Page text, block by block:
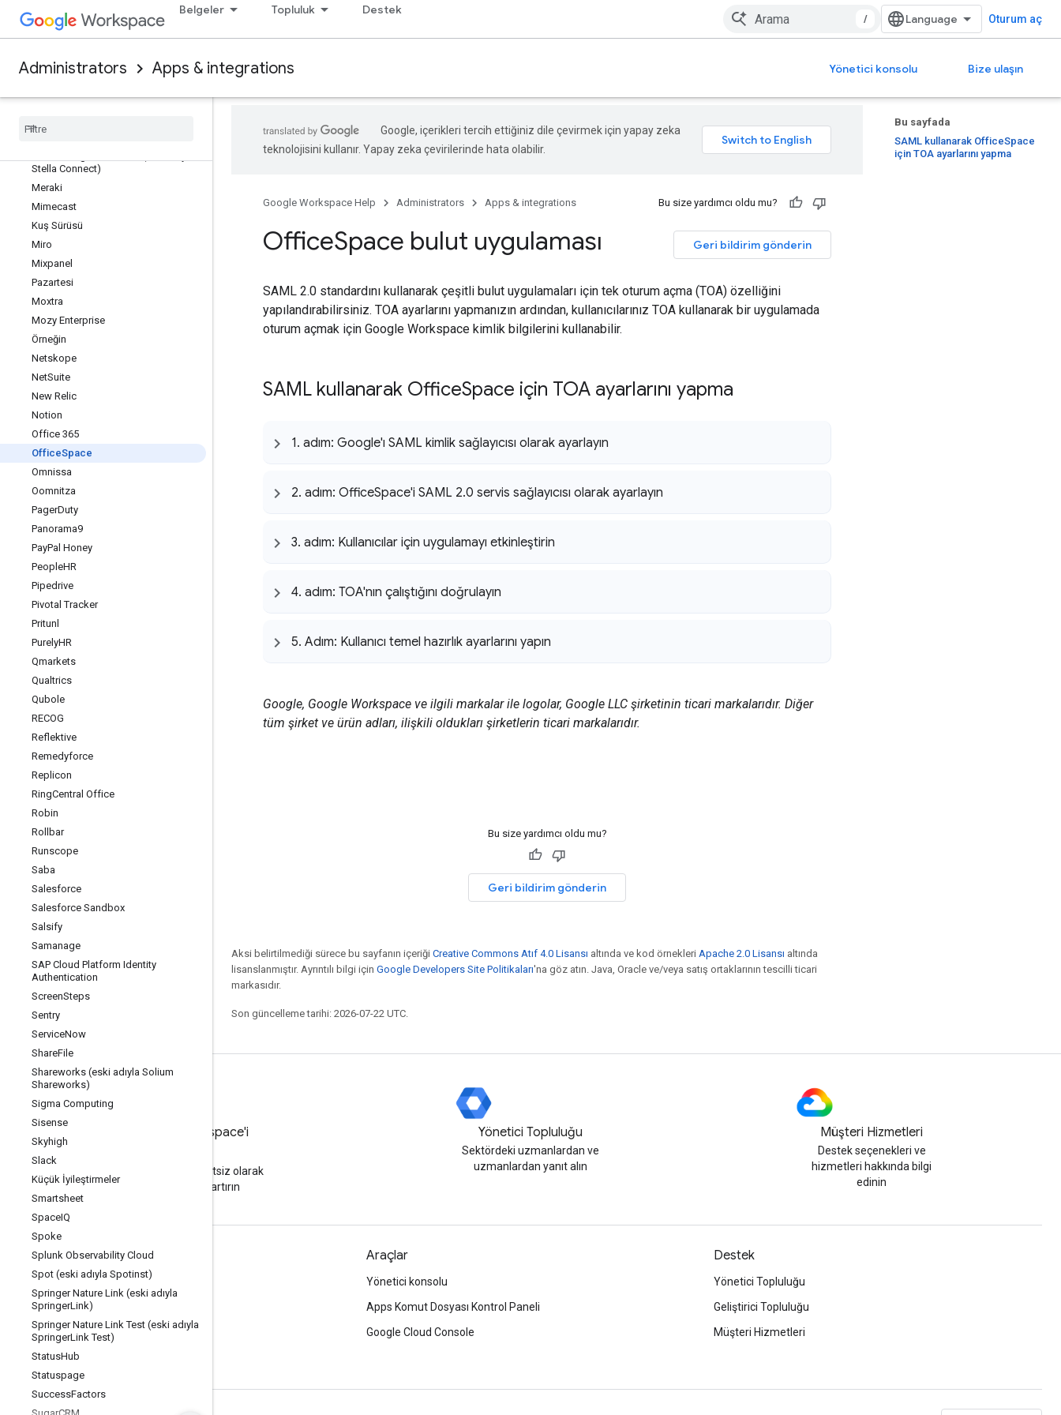
Belgeler Topluluk Destek
/ Oturum aç
Administrators Apps & integrations Yönetici konsolu Bize ulaşın
LinkedIn Learning
LiquidFiles
Looker
LumApps
Stella Connect)
Meraki
Mimecast
Kuş Sürüsü
Miro
Mixpanel
Pazartesi
Moxtra
Mozy Enterprise
Örneğin
Netskope
NetSuite
New Relic
Notion
Office 365
OfficeSpace
Omnissa
Oomnitza
PagerDuty
Panorama9
PayPal Honey
PeopleHR
Pipedrive
Pivotal Tracker
Pritunl
PurelyHR
Qmarkets
Qualtrics
Qubole
RECOG
Reflektive
Remedyforce
Replicon
RingCentral Office
Robin
Rollbar
Runscope
Saba
Salesforce
Salesforce Sandbox
Salsify
Samanage
SAP Cloud Platform Identity
Authentication
ScreenSteps
Sentry
ServiceNow
ShareFile
Shareworks (eski adıyla Solium
Shareworks)
Sigma Computing
Sisense
Skyhigh
Slack
Küçük İyileştirmeler
Smartsheet
SpaceIQ
Spoke
Splunk Observability Cloud
Spot (eski adıyla Spotinst)
Springer Nature Link (eski adıyla
SpringerLink)
Springer Nature Link Test (eski adıyla
SpringerLink Test)
StatusHub
Statuspage
SuccessFactors
Bu sayfada
SAML kullanarak OfficeSpace
için TOA ayarlarını yapma
Google, içerikleri tercih ettiğiniz dile çevirmek için yapay zeka
teknolojisini kullanır. Yapay zeka çevirilerinde hata olabilir.
Google Workspace Help Administrators Apps & integrations Bu size yardımcı oldu mu?
Geri bildirim gönderin
OfficeSpace bulut uygulaması
SAML 2.0 standardını kullanarak çeşitli bulut uygulamaları için tek oturum açma (TOA) özelliğini
yapılandırabilirsiniz. TOA ayarlarını yapmanızın ardından, kullanıcılarınız TOA kullanarak bir uygulamada
oturum açmak için Google Workspace kimlik bilgilerini kullanabilir.
SAML kullanarak OfficeSpace için TOA ayarlarını yapma
1. adım: Google'ı SAML kimlik sağlayıcısı olarak ayarlayın
2. adım: OfficeSpace'i SAML 2.0 servis sağlayıcısı olarak ayarlayın
3. adım: Kullanıcılar için uygulamayı etkinleştirin
4. adım: TOA'nın çalıştığını doğrulayın
5. Adım: Kullanıcı temel hazırlık ayarlarını yapın
Google, Google Workspace ve ilgili markalar ile logolar, Google LLC şirketinin ticari markalarıdır. Diğer
tüm şirket ve ürün adları, ilişkili oldukları şirketlerin ticari markalarıdır.
Bu size yardımcı oldu mu?
Geri bildirim gönderin
Aksi belirtilmediği sürece bu sayfanın içeriği Creative Commons Atıf 4.0 Lisansı altında ve kod örnekleri Apache 2.0 Lisansı altında
lisanslanmıştır. Ayrıntılı bilgi için Google Developers Site Politikaları'na göz atın. Java, Oracle ve/veya satış ortaklarının tescilli ticari
markasıdır.
Son güncelleme tarihi: 2026-07-22 UTC.
Google Workspace'i
Yapay zeka ile ücretsiz olarak
üretkenliğinizi artırın
Yönetici Topluluğu
Sektördeki uzmanlardan ve
uzmanlardan yanıt alın
Müşteri Hizmetleri
Destek seçenekleri ve
hizmetleri hakkında bilgi
edinin
Dokümanlar ve eğitim
Google Hesabınız
Geliştirici kılavuzları
Öğrenim Merkezi
Google Skills
Araçlar
Yönetici konsolu
Apps Komut Dosyası Kontrol Paneli
Google Cloud Console
Destek
Yönetici Topluluğu
Geliştirici Topluluğu
Müşteri Hizmetleri